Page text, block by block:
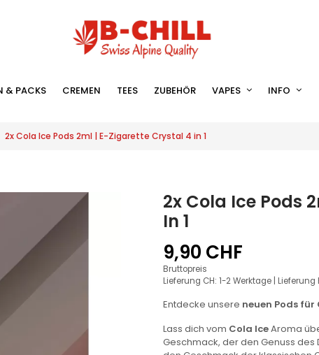
& PACKS CREMEN TEES ZUBEHÖR VAPES INFO
2x Cola Ice Pods 2ml | E-Zigarette Crystal 4 in 1
2x Cola Ice Pods
In 1
9,90 CHF
Bruttopreis
Lieferung CH: 1-2 Werktage | Lieferung
Entdecke unsere neuen Pods
Lass dich vom Cola IceAroma
Geschmack, der den Genuss